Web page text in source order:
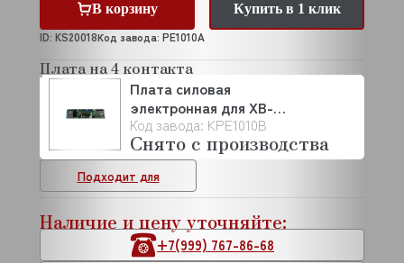
Подходит для
В корзину
Купить в 1 клик
ID: KS20018Код завода: PE1010A
Плата на 4 контакта
Код завода: KPE1010B
Плата силовая
электронная для XB-
XV-XG UNOX
(KPE1010B)
Снято с производства
Наличие и цену уточняйте:
+7(999) 767-86-68